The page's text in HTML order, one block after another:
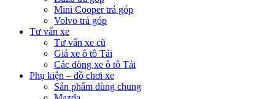
Mini Cooper trả góp
Volvo trả góp
Tư vấn xe
Tư vấn xe cũ
Giá xe ô tô Tải
Các dòng xe ô tô Tải
Phụ kiện – đồ chơi xe
Sản phẩm dùng chung